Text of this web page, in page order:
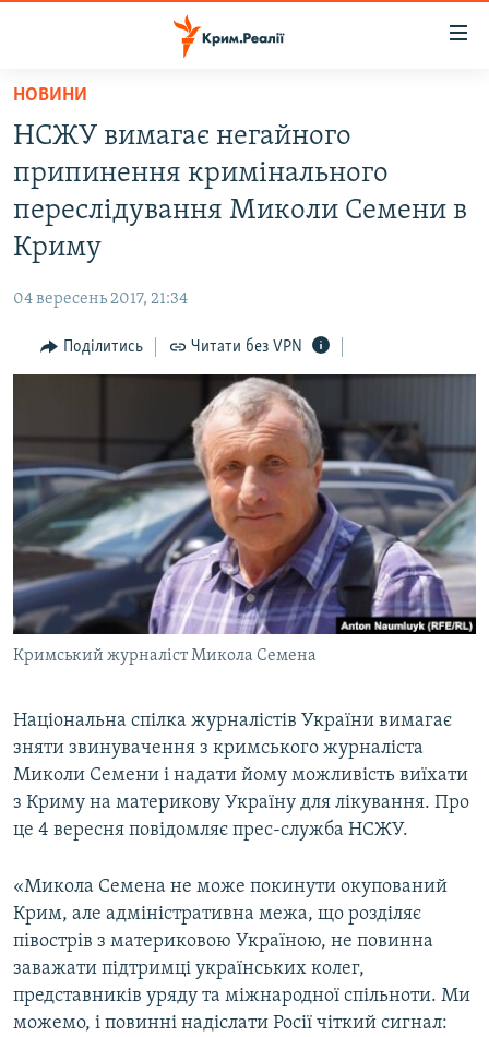
Перейти
основного
матеріалу
Перейти
до
основної
Перейти
пошуку
ВІДЕО ТА ФОТО
ПОЛІТИКА
ПОГЛЯД
ІНТЕРВ'Ю
ДЕПОРТАЦІЯ
ВІДЕОУРОКИ «ELIFBE»
СВІДЧЕННЯ ОКУПАЦІЇ
УКРАЇНСЬКА ПРОБЛЕМА КРИМУ
ІНФОГРАФІКА
ЯК ОБІЙТИ БЛОКУВАННЯ
Русский
Qırımtatar
ДОЛУЧАЙСЯ!
Усі сайти RFE/RL
НОВИНИ
НСЖУ вимагає негайного
припинення кримінального
переслідування Миколи Семени в
Криму
04 вересень 2017, 21:34
Поділитись Читати без VPN
Кримський журналіст Микола Семена
Національна спілка журналістів України вимагає
зняти звинувачення з кримського журналіста
Миколи Семени і надати йому можливість виїхати
з Криму на материкову Україну для лікування. Про
це 4 вересня повідомляє прес-служба НСЖУ.
«Микола Семена не може покинути окупований
Крим, але адміністративна межа, що розділяє
півострів з материковою Україною, не повинна
заважати підтримці українських колег,
представників уряду та міжнародної спільноти. Ми
можемо, і повинні надіслати Росії чіткий сигнал: